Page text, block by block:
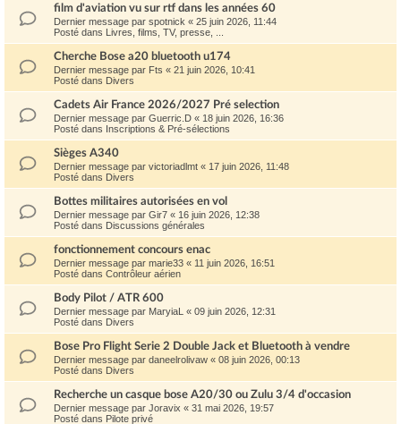
film d'aviation vu sur rtf dans les années 60
Dernier message par spotnick « 25 juin 2026, 11:44
Posté dans Livres, films, TV, presse, ...
Cherche Bose a20 bluetooth u174
Dernier message par Fts « 21 juin 2026, 10:41
Posté dans Divers
Cadets Air France 2026/2027 Pré selection
Dernier message par Guerric.D « 18 juin 2026, 16:36
Posté dans Inscriptions & Pré-sélections
Sièges A340
Dernier message par victoriadlmt « 17 juin 2026, 11:48
Posté dans Divers
Bottes militaires autorisées en vol
Dernier message par Gir7 « 16 juin 2026, 12:38
Posté dans Discussions générales
fonctionnement concours enac
Dernier message par marie33 « 11 juin 2026, 16:51
Posté dans Contrôleur aérien
Body Pilot / ATR 600
Dernier message par MaryiaL « 09 juin 2026, 12:31
Posté dans Divers
Bose Pro Flight Serie 2 Double Jack et Bluetooth à vendre
Dernier message par daneelrolivaw « 08 juin 2026, 00:13
Posté dans Divers
Recherche un casque bose A20/30 ou Zulu 3/4 d'occasion
Dernier message par Joravix « 31 mai 2026, 19:57
Posté dans Pilote privé